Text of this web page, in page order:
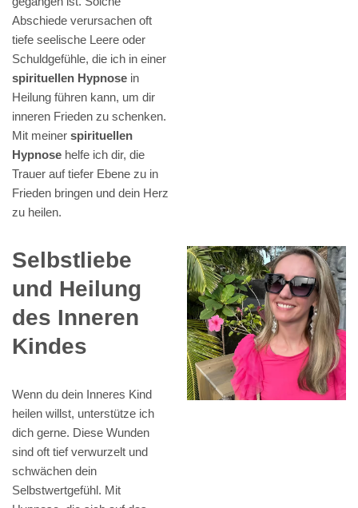
Abschiede verursachen oft
tiefe seelische Leere oder
Schuldgefühle, die ich in einer
spirituellen Hypnose in
Heilung führen kann, um dir
inneren Frieden zu schenken.
Mit meiner spirituellen
Hypnose helfe ich dir, die
Trauer auf tiefer Ebene zu in
Frieden bringen und dein Herz
zu heilen.
Selbstliebe
und Heilung
des Inneren
Kindes
Wenn du dein Inneres Kind
heilen willst, unterstütze ich
dich gerne. Diese Wunden
sind oft tief verwurzelt und
schwächen dein
Selbstwertgefühl. Mit